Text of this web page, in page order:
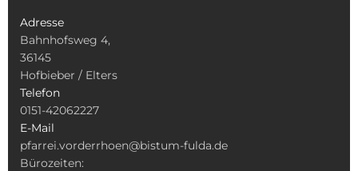
Adresse
Bahnhofsweg 4,
36145
Hofbieber / Elters
Telefon
0151-42062227
E-Mail
pfarrei.vorderrhoen@bistum-fulda.de
Bürozeiten: